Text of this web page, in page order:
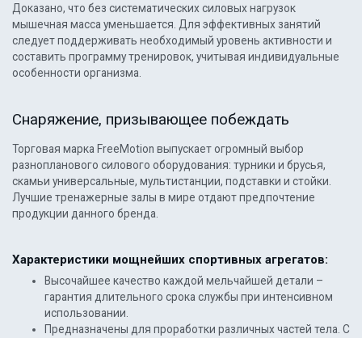
Доказано, что без систематических силовых нагрузок
мышечная масса уменьшается. Для эффективных занятий
следует поддерживать необходимый уровень активности и
составить программу тренировок, учитывая индивидуальные
особенности организма.
Снаряжение, призывающее побеждать
Торговая марка FreeMotion выпускает огромный выбор
разнопланового силового оборудования: турники и брусья,
скамьи универсальные, мультистанции, подставки и стойки.
Лучшие тренажерные залы в мире отдают предпочтение
продукции данного бренда.
Характеристики мощнейших спортивных агрегатов:
Высочайшее качество каждой мельчайшей детали –
гарантия длительного срока службы при интенсивном
использовании.
Предназначены для проработки различных частей тела. С